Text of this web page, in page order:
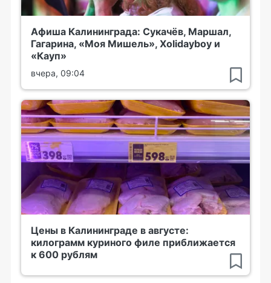
Афиша Калининграда: Сукачёв, Маршал,
Гагарина, «Моя Мишель», Xolidayboy и
«Кауп»
вчера, 09:04
Цены в Калининграде в августе:
килограмм куриного филе приближается
к 600 рублям